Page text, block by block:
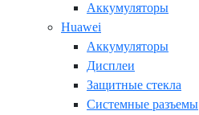
Аккумуляторы
Huawei
Аккумуляторы
Дисплеи
Защитные стекла
Системные разъемы